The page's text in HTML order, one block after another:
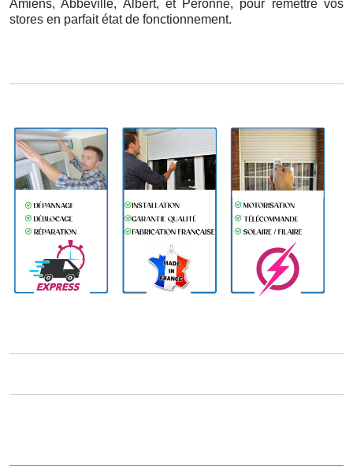
Amiens, Abbeville, Albert, et Péronne, pour remettre vos
stores en parfait état de fonctionnement.